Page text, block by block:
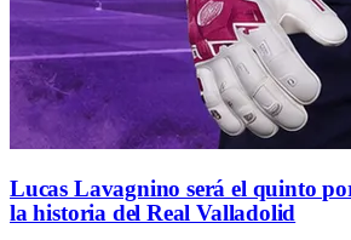
Lucas Lavagnino será el quinto
la historia del Real Valladolid